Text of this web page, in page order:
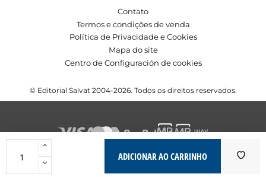
ADICIONAR AO CARRINHO
Contato
Termos e condições de venda
Política de Privacidade e Cookies
Mapa do site
Centro de Configuración de cookies
© Editorial Salvat 2004-2026. Todos os direitos reservados.